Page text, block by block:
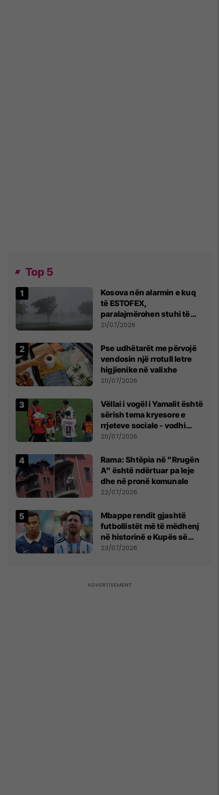
Top 5
Kosova nën alarmin e kuq
të ESTOFEX,
paralajmërohen stuhi të
fuqishme me breshër dhe
21/07/2026
Pse udhëtarët me përvojë
vendosin një rrotull letre
higjienike në valixhe
20/07/2026
Vëllai i vogël i Yamalit është
sërish tema kryesore e
rrjeteve sociale - vodhi
vëmendjen pas finales së
20/07/2026
Rama: Shtëpia në "Rrugën
A" është ndërtuar pa leje
dhe në pronë komunale
22/07/2026
Mbappe rendit gjashtë
futbollistët më të mëdhenj
në historinë e Kupës së
Botës, Messi mbetet i dyti
23/07/2026